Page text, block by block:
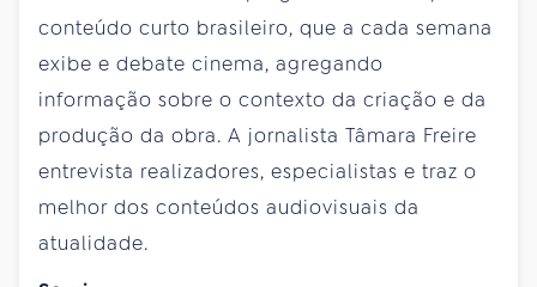
conteúdo curto brasileiro, que a cada semana
exibe e debate cinema, agregando
informação sobre o contexto da criação e da
produção da obra. A jornalista Tâmara Freire
entrevista realizadores, especialistas e traz o
melhor dos conteúdos audiovisuais da
atualidade.